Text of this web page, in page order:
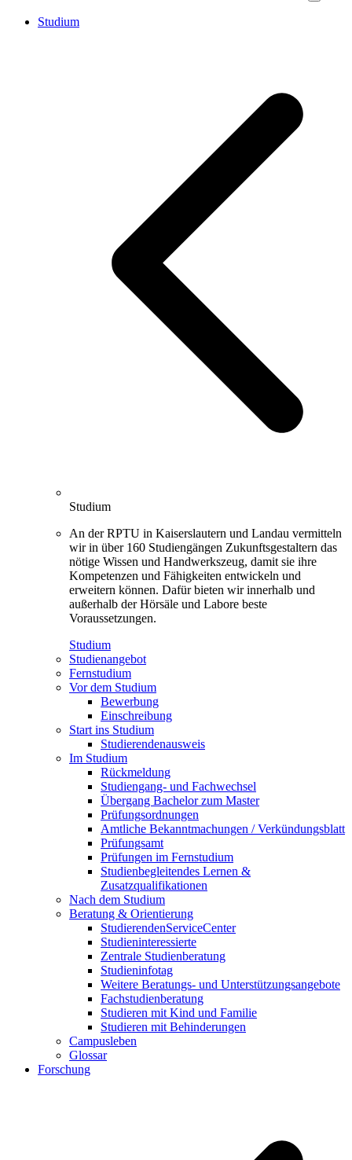
Studium
Studium
An der RPTU in Kaiserslautern und Landau vermitteln
wir in über 160 Studiengängen Zukunftsgestaltern das
nötige Wissen und Handwerkszeug, damit sie ihre
Kompetenzen und Fähigkeiten entwickeln und
erweitern können. Dafür bieten wir innerhalb und
außerhalb der Hörsäle und Labore beste
Voraussetzungen.
Studium
Studienangebot
Fernstudium
Vor dem Studium
Bewerbung
Einschreibung
Start ins Studium
Studierendenausweis
Im Studium
Rückmeldung
Studiengang- und Fachwechsel
Übergang Bachelor zum Master
Prüfungsordnungen
Amtliche Bekanntmachungen / Verkündungsblatt
Prüfungsamt
Prüfungen im Fernstudium
Studienbegleitendes Lernen &
Zusatzqualifikationen
Nach dem Studium
Beratung & Orientierung
StudierendenServiceCenter
Studieninteressierte
Zentrale Studienberatung
Studieninfotag
Weitere Beratungs- und Unterstützungsangebote
Fachstudienberatung
Studieren mit Kind und Familie
Studieren mit Behinderungen
Campusleben
Glossar
Forschung